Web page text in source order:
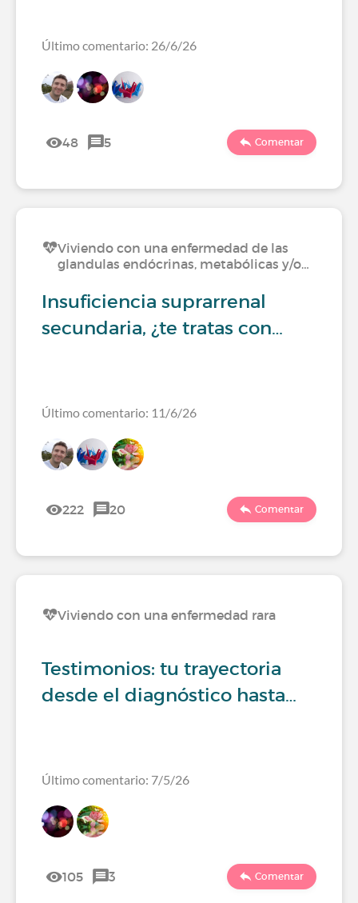
Último comentario: 26/6/26
48 5 Comentar
Viviendo con una enfermedad de las
glandulas endócrinas, metabólicas y/o…
Insuficiencia suprarrenal
secundaria, ¿te tratas con…
Último comentario: 11/6/26
222 20 Comentar
Viviendo con una enfermedad rara
Testimonios: tu trayectoria
desde el diagnóstico hasta…
Último comentario: 7/5/26
105 3 Comentar